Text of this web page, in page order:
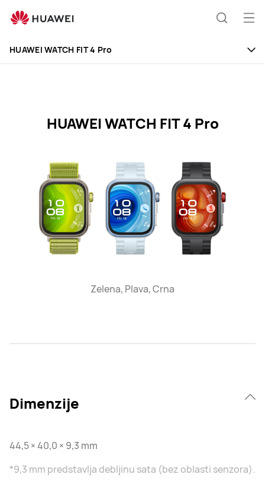
WATCH
HUAWEI WATCH FIT 4 Pro
HUAWEI WATCH FIT 4 Pro
Zelena, Plava, Crna
Dimenzije
44,5 × 40,0 × 9,3 mm
*9,3 mm predstavlja debljinu sata (bez oblasti senzora).